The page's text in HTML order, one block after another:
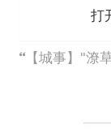
打
【城事】"潦